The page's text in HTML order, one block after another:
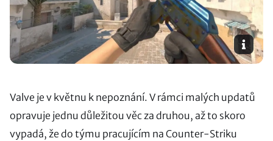
Valve je v květnu k nepoznání. V rámci malých updatů
opravuje jednu důležitou věc za druhou, až to skoro
vypadá, že do týmu pracujícím na Counter-Striku